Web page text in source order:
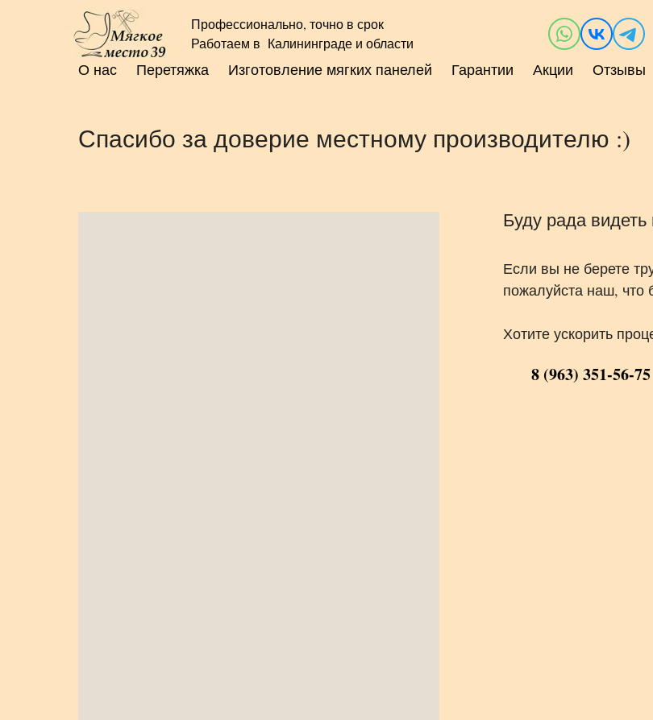
Профессионально, точно в срок
Работаем в Калининграде и области
О нас Перетяжка Изготовление мягких панелей Гарантии Акции Отзывы
Спасибо за доверие местному производителю :)
Буду рада
Если вы не берете
пожалуйста наш, что
Хотите ускорить
8 (963) 351-56-75